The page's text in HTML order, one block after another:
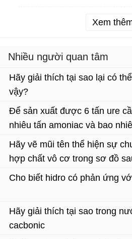
Xem
Nhiều người quan tâm
Hãy giải thích tại sao lại có
vậy?
Để sản xuất được 6 tấn ure
nhiêu tấn amoniac và bao
Hãy vẽ mũi tên thể hiện sự
hợp chất vô cơ trong sơ đồ
Cho biết hidro có phản ứng
Hãy giải thích tại sao trong
cacbonic